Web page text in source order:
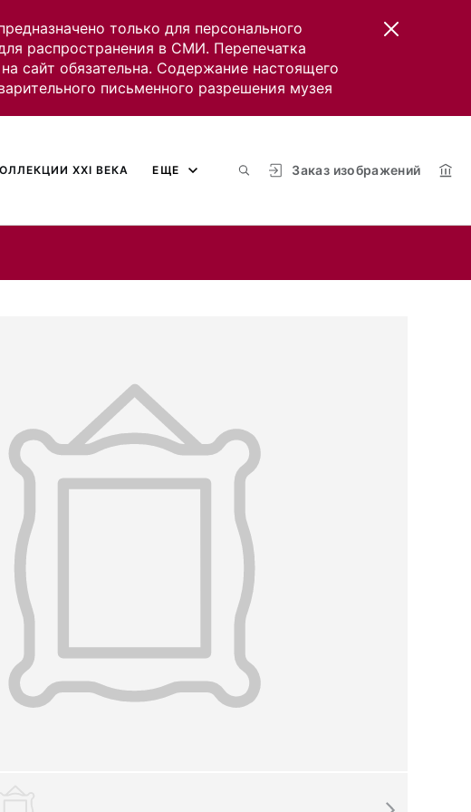
только для персонального
распространения в СМИ. Перепечатка
сайт обязательна. Содержание настоящего
письменного разрешения музея
Заказ изображений
XXI ВЕКА ЕЩЕ